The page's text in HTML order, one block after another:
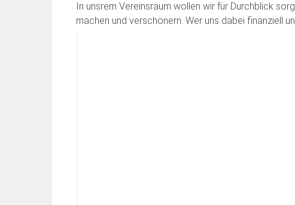
In unsrem Vereinsraum wollen wir für Durchblick
machen und verschönern. Wer uns dabei finanziell